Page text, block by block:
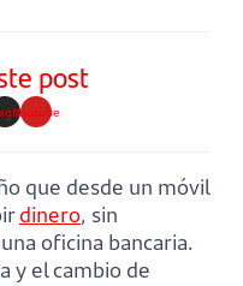
post
Youtube
que desde un móvil
dinero, sin
oficina bancaria.
y el cambio de